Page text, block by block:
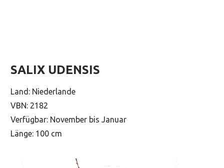
SALIX UDENSIS
Land: Niederlande
VBN: 2182
Verfügbar: November bis Januar
Länge: 100 cm